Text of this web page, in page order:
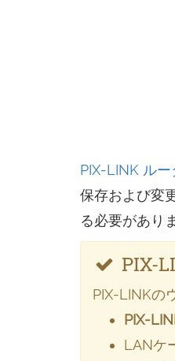
PIX-LINK ルー
保存および変
る必要があり
PIX-
PIX-LINKの
PIX-
LANケ